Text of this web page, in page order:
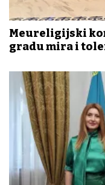
Međureligijski
gradu mira i